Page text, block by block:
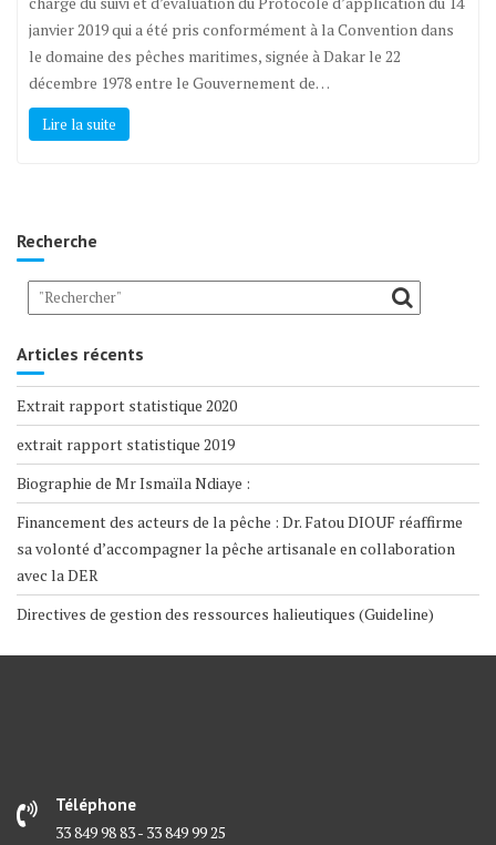
janvier 2019 qui a été pris conformément à la Convention dans
le domaine des pêches maritimes, signée à Dakar le 22
décembre 1978 entre le Gouvernement de…
Lire la suite
Recherche
Articles récents
Extrait rapport statistique 2020
extrait rapport statistique 2019
Biographie de Mr Ismaïla Ndiaye :
Financement des acteurs de la pêche : Dr. Fatou DIOUF réaffirme
sa volonté d’accompagner la pêche artisanale en collaboration
avec la DER
Directives de gestion des ressources halieutiques (Guideline)
Téléphone
33 849 98 83 - 33 849 99 25